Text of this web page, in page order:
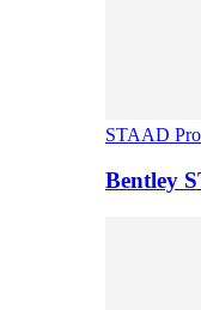
STAAD Pro
Bentley